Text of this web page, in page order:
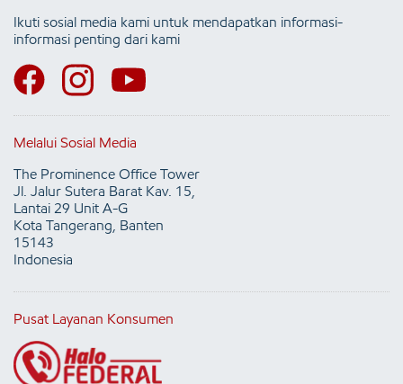
Ikuti sosial media kami untuk mendapatkan informasi-
informasi penting dari kami
Melalui Sosial Media
The Prominence Office Tower
Jl. Jalur Sutera Barat Kav. 15,
Lantai 29 Unit A-G
Kota Tangerang, Banten
15143
Indonesia
Pusat Layanan Konsumen